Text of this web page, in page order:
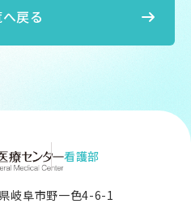
戻る
看護部
岐阜市野一色4-6-1